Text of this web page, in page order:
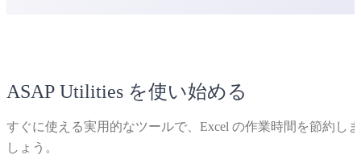
ASAP Utilities を使い始める
すぐに使える実用的なツールで、Excel の作業時間を節約しま
しょう。